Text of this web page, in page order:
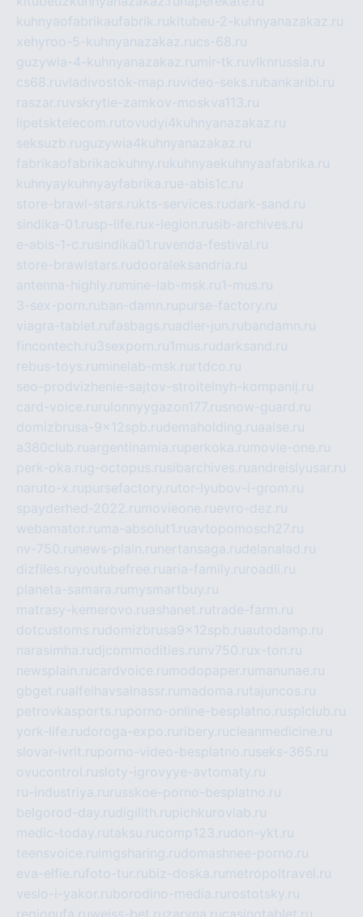
kuhnyaofabrikaufabrik.rukitubeu-2-kuhnyanazakaz.ru
xehyroo-5-kuhnyanazakaz.rucs-68.ru
guzywia-4-kuhnyanazakaz.ru mir-tk.ruvlknrussia.ru
cs68.ruvladivostok-map.ruvideo-seks.rubankaribi.ru
raszar.ruvskrytie-zamkov-moskva113.ru
lipetsktelecom.rutovudyi4kuhnyanazakaz.ru
seksuzb.ruguzywia4kuhnyanazakaz.ru
fabrikaofabrikaokuhny.rukuhnyaekuhnyaafabrika.ru
kuhnyaykuhnyayfabrika.rue-abis1c.ru
store-brawl-stars.rukts-services.rudark-sand.ru
sindika-01.rusp-life.rux-legion.rusib-archives.ru
e-abis-1-c.rusindika01.ruvenda-festival.ru
store-brawlstars.rudooraleksandria.ru
antenna-highly.ru mine-lab-msk.ru1-mus.ru
3-sex-porn.ruban-damn.rupurse-factory.ru
viagra-tablet.rufasbags.ruadler-jun.rubandamn.ru
fincontech.ru3sexporn.ru1mus.rudarksand.ru
rebus-toys.ru minelab-msk.ru rtdco.ru
seo-prodvizhenie-sajtov-stroitelnyh-kompanij.ru
card-voice.ru rulonnyygazon177.rusnow-guard.ru
domizbrusa-9x12spb.rudemaholding.ruaalse.ru
a380club.ruargentinamia.ruperkoka.ru movie-one.ru
perk-oka.rug-octopus.rusibarchives.ruandreislyusar.ru
naruto-x.rupursefactory.rutor-lyubov-i-grom.ru
spayderhed-2022.ru movieone.ruevro-dez.ru
webamator.ru ma-absolut1.ruavtopomosch27.ru
nv-750.ru news-plain.ru nertansaga.rudelanalad.ru
dizfiles.ruyoutubefree.ruaria-family.ru roadli.ru
planeta-samara.ru mysmartbuy.ru
matrasy-kemerovo.ruashanet.rutrade-farm.ru
dotcustoms.rudomizbrusa9x12spb.ruautodamp.ru
narasimha.rudjcommodities.ru nv750.rux-ton.ru
newsplain.rucardvoice.ru modopaper.ru manunae.ru
gbget.rualfeihavsalnassr.ru madoma.rutajuncos.ru
petrovkasports.ruporno-online-besplatno.rusplclub.ru
york-life.rudoroga-expo.ru ribery.rucleanmedicine.ru
slovar-ivrit.ruporno-video-besplatno.ruseks-365.ru
ovucontrol.rusloty-igrovyye-avtomaty.ru
ru-industriya.ru russkoe-porno-besplatno.ru
belgorod-day.rudigilith.rupichkurovlab.ru
medic-today.rutaksu.rucomp123.rudon-ykt.ru
teensvoice.ru imgsharing.rudomashnee-porno.ru
eva-elfie.rufoto-tur.rubiz-doska.ru metropoltravel.ru
veslo-i-yakor.ruborodino-media.ru rostotsky.ru